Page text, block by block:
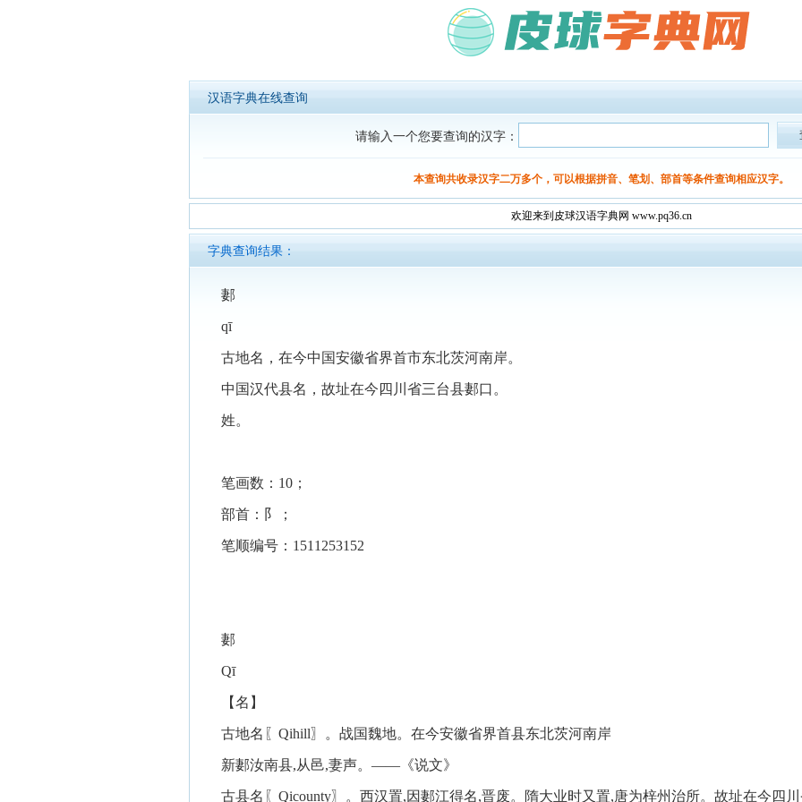
汉语字典在线查询
请输入一个您要查询的汉字：
本查询共收录汉字二万多个，可以根据拼音、笔划、部首等条件查询相应汉字。
欢迎来到皮球汉语字典网 www.pq36.cn
字典查询结果：
郪
qī
古地名，在今中国安徽省界首市东北茨河南岸。
中国汉代县名，故址在今四川省三台县郪口。
姓。
笔画数：10；
部首：阝；
笔顺编号：1511253152
郪
Qī
【名】
古地名〖Qihill〗。战国魏地。在今安徽省界首县东北茨河南岸
新郪汝南县,从邑,妻声。——《说文》
古县名〖Qicounty〗。西汉置,因郪江得名,晋废。隋大业时又置,唐为梓州治所。故址在今四